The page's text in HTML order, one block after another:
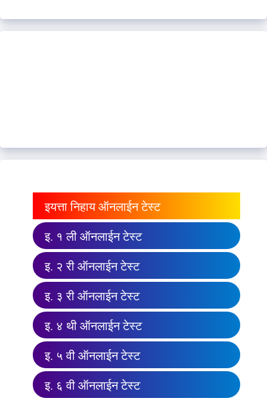
इयत्ता निहाय ऑनलाईन टेस्ट
इ. १ ली ऑनलाईन टेस्ट
इ. २ री ऑनलाईन टेस्ट
इ. ३ री ऑनलाईन टेस्ट
इ. ४ थी ऑनलाईन टेस्ट
इ. ५ वी ऑनलाईन टेस्ट
इ. ६ वी ऑनलाईन टेस्ट